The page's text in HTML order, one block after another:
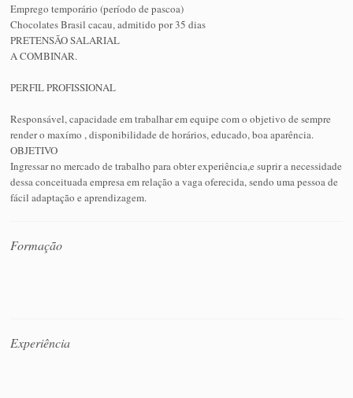
Emprego temporário (período de pascoa)
Chocolates Brasil cacau, admitido por 35 dias
PRETENSÃO SALARIAL
A COMBINAR.
PERFIL PROFISSIONAL
Responsável, capacidade em trabalhar em equipe com o objetivo de sempre
render o maxímo , disponibilidade de horários, educado, boa aparência.
OBJETIVO
Ingressar no mercado de trabalho para obter experiência,e suprir a necessidade
dessa conceituada empresa em relação a vaga oferecida, sendo uma pessoa de
fácil adaptação e aprendizagem.
Formação
Experiência